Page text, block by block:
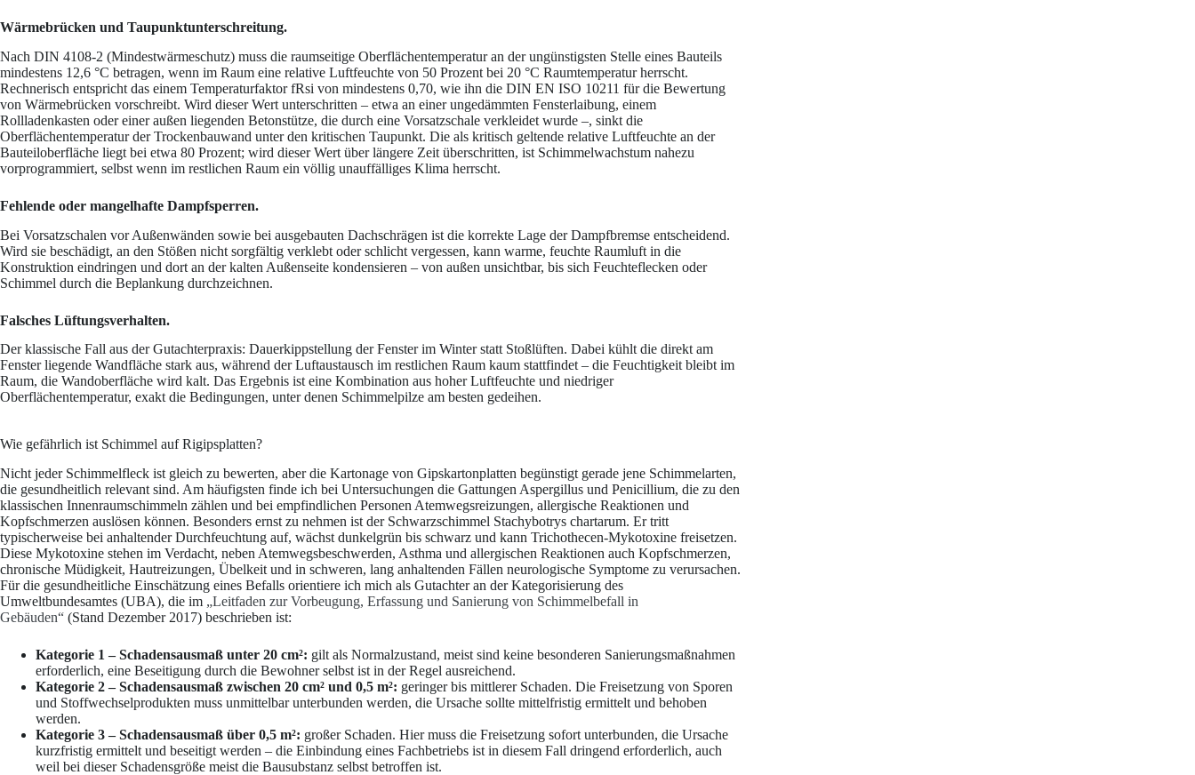
Wärmebrücken und Taupunktunterschreitung.
Nach DIN 4108-2 (Mindestwärmeschutz) muss die raumseitige Oberflächentemperatur an der ungünstigsten Stelle eines Bauteils
mindestens 12,6 °C betragen, wenn im Raum eine relative Luftfeuchte von 50 Prozent bei 20 °C Raumtemperatur herrscht.
Rechnerisch entspricht das einem Temperaturfaktor fRsi von mindestens 0,70, wie ihn die DIN EN ISO 10211 für die Bewertung
von Wärmebrücken vorschreibt. Wird dieser Wert unterschritten – etwa an einer ungedämmten Fensterlaibung, einem
Rollladenkasten oder einer außen liegenden Betonstütze, die durch eine Vorsatzschale verkleidet wurde –, sinkt die
Oberflächentemperatur der Trockenbauwand unter den kritischen Taupunkt. Die als kritisch geltende relative Luftfeuchte an der
Bauteiloberfläche liegt bei etwa 80 Prozent; wird dieser Wert über längere Zeit überschritten, ist Schimmelwachstum nahezu
vorprogrammiert, selbst wenn im restlichen Raum ein völlig unauffälliges Klima herrscht.
Fehlende oder mangelhafte Dampfsperren.
Bei Vorsatzschalen vor Außenwänden sowie bei ausgebauten Dachschrägen ist die korrekte Lage der Dampfbremse entscheidend.
Wird sie beschädigt, an den Stößen nicht sorgfältig verklebt oder schlicht vergessen, kann warme, feuchte Raumluft in die
Konstruktion eindringen und dort an der kalten Außenseite kondensieren – von außen unsichtbar, bis sich Feuchteflecken oder
Schimmel durch die Beplankung durchzeichnen.
Falsches Lüftungsverhalten.
Der klassische Fall aus der Gutachterpraxis: Dauerkippstellung der Fenster im Winter statt Stoßlüften. Dabei kühlt die direkt am
Fenster liegende Wandfläche stark aus, während der Luftaustausch im restlichen Raum kaum stattfindet – die Feuchtigkeit bleibt im
Raum, die Wandoberfläche wird kalt. Das Ergebnis ist eine Kombination aus hoher Luftfeuchte und niedriger
Oberflächentemperatur, exakt die Bedingungen, unter denen Schimmelpilze am besten gedeihen.
Wie gefährlich ist Schimmel auf Rigipsplatten?
Nicht jeder Schimmelfleck ist gleich zu bewerten, aber die Kartonage von Gipskartonplatten begünstigt gerade jene Schimmelarten,
die gesundheitlich relevant sind. Am häufigsten finde ich bei Untersuchungen die Gattungen Aspergillus und Penicillium, die zu den
klassischen Innenraumschimmeln zählen und bei empfindlichen Personen Atemwegsreizungen, allergische Reaktionen und
Kopfschmerzen auslösen können. Besonders ernst zu nehmen ist der Schwarzschimmel Stachybotrys chartarum. Er tritt
typischerweise bei anhaltender Durchfeuchtung auf, wächst dunkelgrün bis schwarz und kann Trichothecen-Mykotoxine freisetzen.
Diese Mykotoxine stehen im Verdacht, neben Atemwegsbeschwerden, Asthma und allergischen Reaktionen auch Kopfschmerzen,
chronische Müdigkeit, Hautreizungen, Übelkeit und in schweren, lang anhaltenden Fällen neurologische Symptome zu verursachen.
Für die gesundheitliche Einschätzung eines Befalls orientiere ich mich als Gutachter an der Kategorisierung des
Umweltbundesamtes (UBA), die im „Leitfaden zur Vorbeugung, Erfassung und Sanierung von Schimmelbefall in
Gebäuden“ (Stand Dezember 2017) beschrieben ist:
Kategorie 1 – Schadensausmaß unter 20 cm²: gilt als Normalzustand, meist sind keine besonderen Sanierungsmaßnahmen
erforderlich, eine Beseitigung durch die Bewohner selbst ist in der Regel ausreichend.
Kategorie 2 – Schadensausmaß zwischen 20 cm² und 0,5 m²: geringer bis mittlerer Schaden. Die Freisetzung von Sporen
und Stoffwechselprodukten muss unmittelbar unterbunden werden, die Ursache sollte mittelfristig ermittelt und behoben
werden.
Kategorie 3 – Schadensausmaß über 0,5 m²: großer Schaden. Hier muss die Freisetzung sofort unterbunden, die Ursache
kurzfristig ermittelt und beseitigt werden – die Einbindung eines Fachbetriebs ist in diesem Fall dringend erforderlich, auch
weil bei dieser Schadensgröße meist die Bausubstanz selbst betroffen ist.